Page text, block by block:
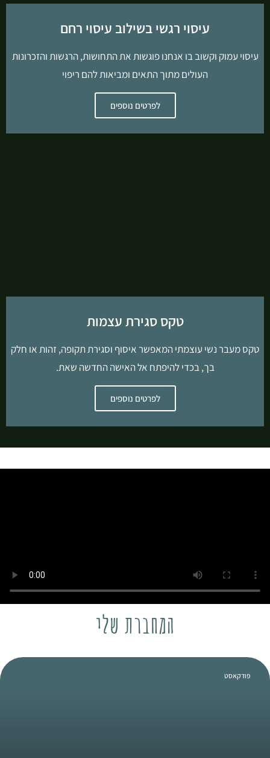
עיסוי רגשי בשילוב עיסוי רחם
עיסוי עמוק וקשוב בו אנחנו פוגשות את התחושות, הרגשות והזכרונות
העולים מתוך התאים ומביאות להם ריפוי
לפרטים נוספים
טקס סגירת עצמות
טקס מעבר נשי עוצמתי המאפשר איסוף וסגירת תקופה, זהות או חלק
בך, בכדי להיפתח אל האישה החדשה שאת.
לפרטים נוספים
המחברת שלי
פודקאסט